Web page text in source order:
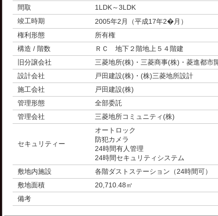
間取
1LDK～3LDK
竣工時期
2005年2月（平成17年2�月）
権利形態
所有権
構造 / 階数
ＲＣ 地下２階地上５４階建
旧分譲会社
三菱地所(株)・三菱商事(株)・菱進都市
設計会社
戸田建設(株)・(株)三菱地所設計
施工会社
戸田建設(株)
管理形態
全部委託
管理会社
三菱地所コミュニティ(株)
セキュリティー
オートロック
防犯カメラ
24時間有人管理
24時間セキュリティシステム
敷地内施設
各階ダストステーション（24時間可）
敷地面積
20,710.48㎡
備考